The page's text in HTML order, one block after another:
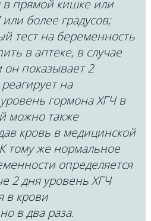
в прямой кишке или
более градусов;
тест на беременность
в аптеке, в случае
показывает 2
на
гормона ХГЧ в
можно также
кровь в медицинской
тому же нормальное
определяется
2 дня уровень ХГЧ
в крови
в два раза.